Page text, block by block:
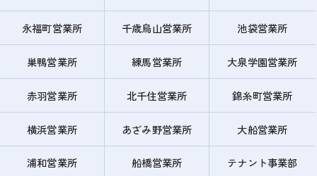
永福町営業所 千歳烏山営業所 池袋営業所
巣鴨営業所 練馬営業所 大泉学園営業所
赤羽営業所 北千住営業所 錦糸町営業所
横浜営業所 あざみ野営業所 大船営業所
浦和営業所 船橋営業所 テナント事業部